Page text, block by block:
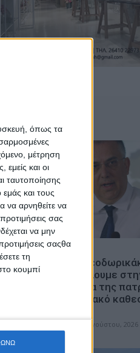
όπως τα
μέτρηση
εμείς και οι
ταυτοποίησης
και τους
να αρνηθείτε να
σας
να μην
σαςθα
τη
κουμπί
ΠΟΛΙΤΙΚΗ
Τάκης
«Συμβάλλουμε
ασφάλεια της
αναπτυξιακό
7 Αυγούστου, 2026